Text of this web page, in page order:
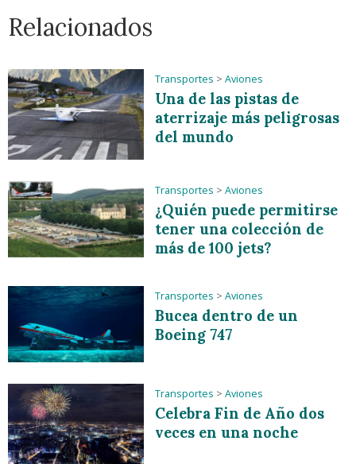
Relacionados
Transportes > Aviones
Una de las pistas de
aterrizaje más peligrosas
del mundo
Transportes > Aviones
¿Quién puede permitirse
tener una colección de
más de 100 jets?
Transportes > Aviones
Bucea dentro de un
Boeing 747
Transportes > Aviones
Celebra Fin de Año dos
veces en una noche